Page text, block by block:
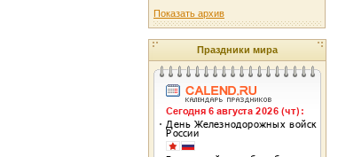
Показать архив
Праздники мира